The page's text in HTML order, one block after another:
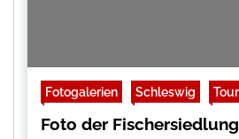
Fotogalerien Schleswig
Foto der